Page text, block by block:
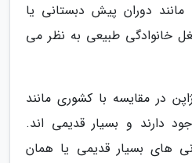
دوران پیش دبستانی یا
خانوادگی طبیعی به نظر می
در مقایسه با کشوری مانند
دارند و بسیار قدیمی اند.
های بسیار قدیمی یا همان